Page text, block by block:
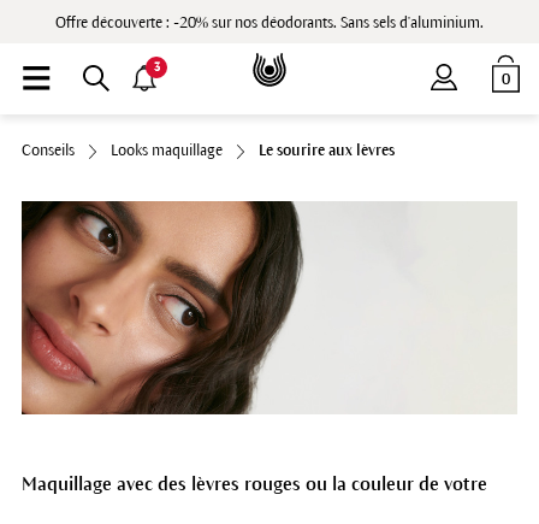
Offre découverte : -20% sur nos déodorants. Sans sels d'aluminium.
0
3
Conseils Looks maquillage Le sourire aux lèvres
Maquillage avec des lèvres rouges ou la couleur de votre